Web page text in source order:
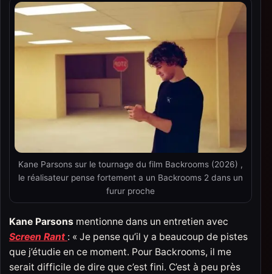
Kane Parsons sur le tournage du film Backrooms (2026) ,
le réalisateur pense fortement a un Backrooms 2 dans un
furur proche
Kane Parsons mentionne dans un entretien avec
Screen Rant : « Je pense qu’il y a beaucoup de pistes
que j’étudie en ce moment. Pour Backrooms, il me
serait difficile de dire que c’est fini. C’est à peu près